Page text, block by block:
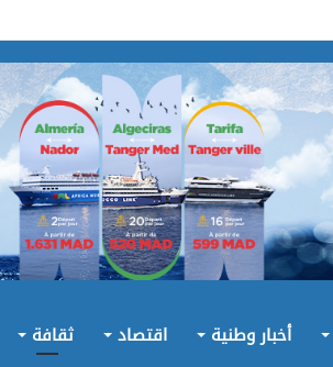
أخبار وطنية اقتصاد ثقافة